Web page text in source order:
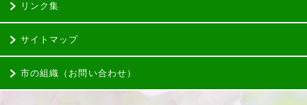
リンク集
サイトマップ
市の組織（お問い合わせ）